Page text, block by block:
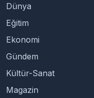
Dünya
Eğitim
Ekonomi
Gündem
Kültür-Sanat
Magazin